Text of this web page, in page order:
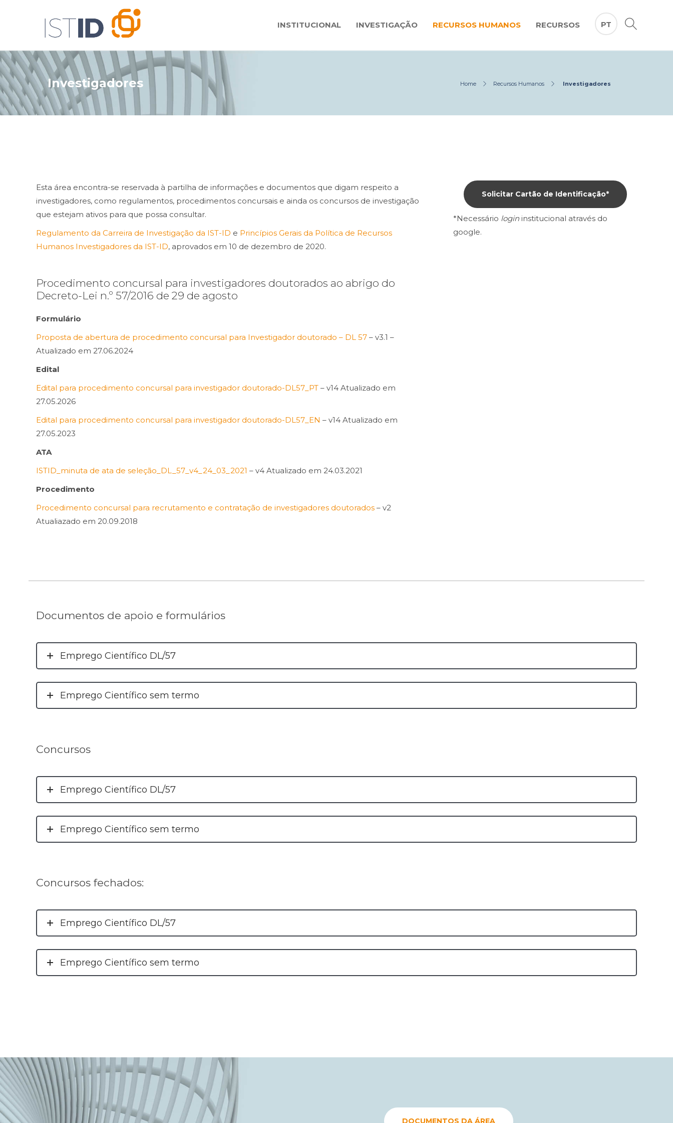
INSTITUCIONAL INVESTIGAÇÃO RECURSOS HUMANOS RECURSOS PT
Investigadores Home Recursos Humanos Investigadores
Esta área encontra-se reservada à partilha de informações e documentos que digam respeito a
investigadores, como regulamentos, procedimentos concursais e ainda os concursos de investigação
que estejam ativos para que possa consultar.
Regulamento da Carreira de Investigação da IST-ID e Princípios Gerais da Política de Recursos
Humanos Investigadores da IST-ID, aprovados em 10 de dezembro de 2020.
Procedimento concursal para investigadores doutorados ao abrigo do
Decreto-Lei n.º 57/2016 de 29 de agosto
Formulário
Proposta de abertura de procedimento concursal para Investigador doutorado – DL 57 – v3.1 –
Atualizado em 27.06.2024
Edital
Edital para procedimento concursal para investigador doutorado-DL57_PT – v14 Atualizado em
27.05.2026
Edital para procedimento concursal para investigador doutorado-DL57_EN – v14 Atualizado em
27.05.2023
ATA
ISTID_minuta de ata de seleção_DL_57_v4_24_03_2021 – v4 Atualizado em 24.03.2021
Procedimento
Procedimento concursal para recrutamento e contratação de investigadores doutorados – v2
Atualiazado em 20.09.2018
Solicitar Cartão de Identificação*
*Necessário login institucional através do
google.
Documentos de apoio e formulários
Emprego Científico DL/57
Emprego Científico sem termo
Concursos
Emprego Científico DL/57
Emprego Científico sem termo
Concursos fechados:
Emprego Científico DL/57
Emprego Científico sem termo
DOCUMENTOS DA ÁREA